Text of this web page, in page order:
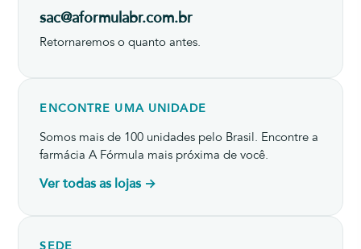
sac@aformulabr.com.br
Retornaremos o quanto antes.
ENCONTRE UMA UNIDADE
Somos mais de 100 unidades pelo Brasil. Encontre a
farmácia A Fórmula mais próxima de você.
Ver todas as lojas →
SEDE